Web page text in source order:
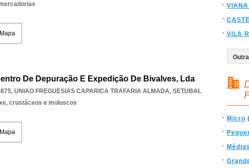
De Depuração E Expedição De Bivalves, Lda
, UNIAO FREGUESIAS CAPARICA TRAFARIA ALMADA, SETUBAL
crustáceos e moluscos
VILA
Micro
Médias